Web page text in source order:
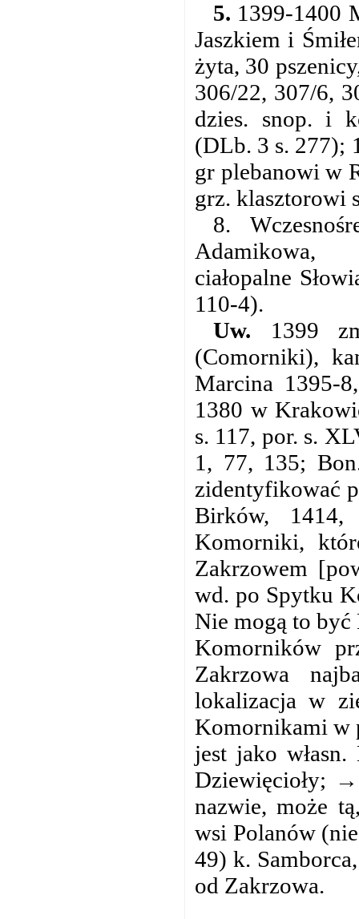
5. 1399-1400
Jaszkiem i
żyta, 30
306/22, 307/6,
dzies. snop. i
(DLb. 3 s. 277);
gr plebanowi w
grz. klasztorowi
8.
Adamikowa,
ciałopalne
110-4).
Uw. 1399
(Comorniki),
Marcina 1395-
1380 w
s. 117, por. s.
1, 77, 135;
zidentyfikować
Birków,
Komorniki,
Zakrzowem
wd. po Spytku
Nie mogą to być
Komorników
Zakrzowa
lokalizacja w
Komornikami w
jest jako
Dziewięcioły;
nazwie, może
wsi Polanów
49) k.
od Zakrzowa.